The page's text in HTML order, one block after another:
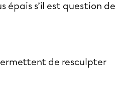
épais s’il est question de
de resculpter